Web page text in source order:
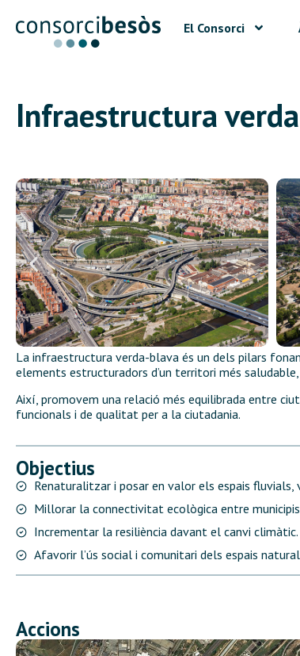
El Consorci
Infraestructura
La infraestructura verda-blava és un dels pilars
elements estructuradors d’un territori més
Així, promovem una relació més equilibrada entre
funcionals i de qualitat per a la ciutadania.
Objectius
Renaturalitzar i posar en valor els espais fluvials,
Millorar la connectivitat ecològica entre
Incrementar la resiliència davant el canvi climàtic.
Afavorir l’ús social i comunitari dels espais
Accions